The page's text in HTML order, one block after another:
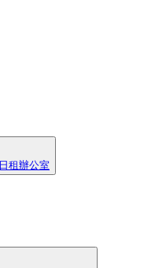
日租辦公室